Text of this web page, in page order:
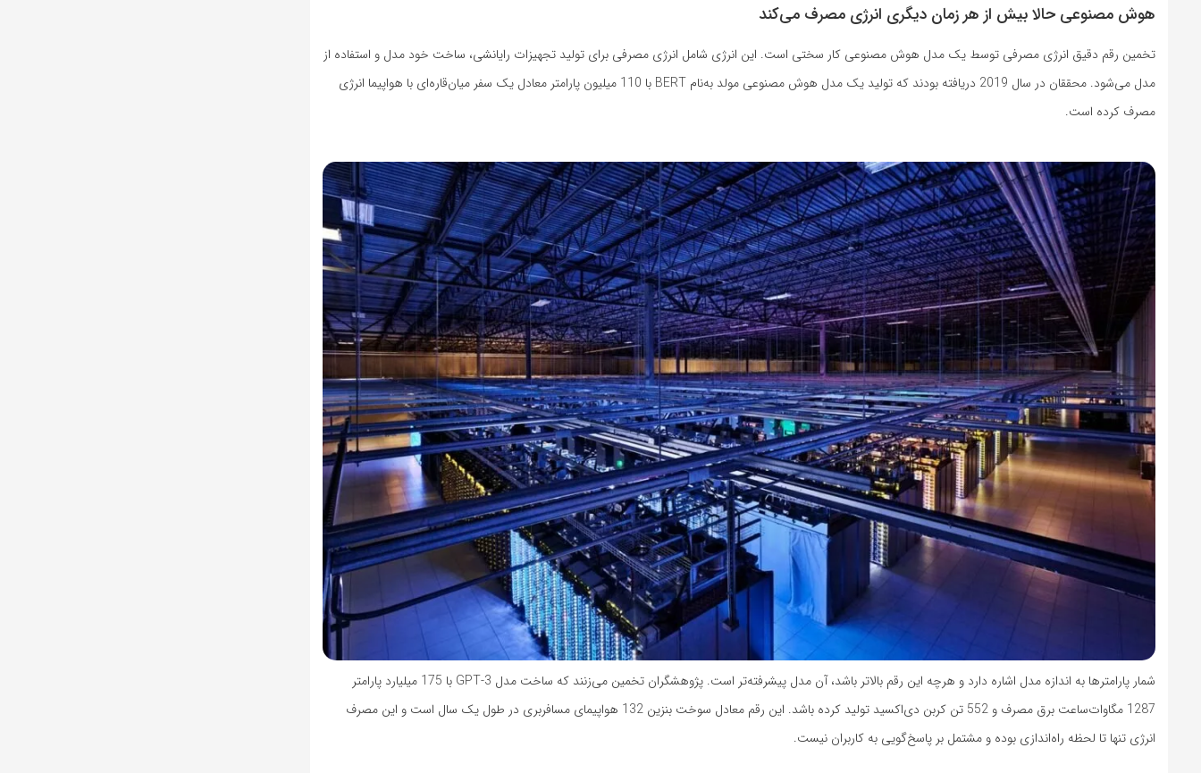
هوش مصنوعی حالا بیش از هر زمان دیگری انرژی مصرف می‌کند
تخمین رقم دقیق انرژی مصرفی توسط یک مدل هوش مصنوعی کار سختی است. این انرژی شامل انرژی مصرفی برای تولید تجهیزات رایانشی، ساخت خود مدل و استفاده از
مدل می‌شود. محققان در سال 2019 دریافته بودند که تولید یک مدل هوش مصنوعی مولد به‌نام BERT با 110 میلیون پارامتر معادل یک سفر میان‌قاره‌ای با هواپیما انرژی
مصرف کرده است.
شمار پارامترها به اندازه مدل اشاره دارد و هرچه این رقم بالاتر باشد، آن مدل پیشرفته‌تر است. پژوهشگران تخمین می‌زنند که ساخت مدل GPT-3 با 175 میلیارد پارامتر
1287 مگاوات‌ساعت برق مصرف و 552 تن کربن دی‌اکسید تولید کرده باشد. این رقم معادل سوخت بنزین 132 هواپیمای مسافربری در طول یک سال است و این مصرف
انرژی تنها تا لحظه راه‌اندازی بوده و مشتمل بر پاسخ‌گویی به کاربران نیست.